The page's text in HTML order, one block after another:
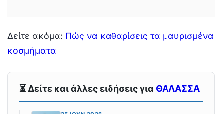
Δείτε ακόμα: Πώς να καθαρίσεις τα μαυρισμένα
κοσμήματα
⏳ Δείτε και άλλες ειδήσεις για ΘΑΛΑΣΣΑ